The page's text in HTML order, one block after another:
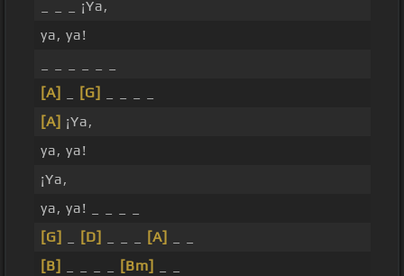
_ _ _ ¡Ya,
ya, ya!
[A]
[G]
[A] ¡Ya,
ya, ya!
¡Ya,
ya, ya! _ _ _ _
[G]
[D] [A]
[B]
[Bm]